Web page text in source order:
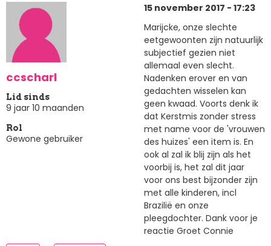
ccscharl
Lid sinds
9 jaar 10 maanden
Rol
Gewone gebruiker
15 november 2017 - 17:23
Marijcke, onze slechte
eetgewoonten zijn natuurlijk
subjectief gezien niet
allemaal even slecht.
Nadenken erover en van
gedachten wisselen kan
geen kwaad. Voorts denk ik
dat Kerstmis zonder stress
met name voor de 'vrouwen
des huizes' een item is. En
ook al zal ik blij zijn als het
voorbij is, het zal dit jaar
voor ons best bijzonder zijn
met alle kinderen, incl
Brazilië en onze
pleegdochter. Dank voor je
reactie Groet Connie